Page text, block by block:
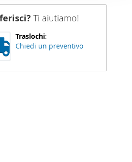
Ti aiutiamo!
Traslochi:
Chiedi un preventivo